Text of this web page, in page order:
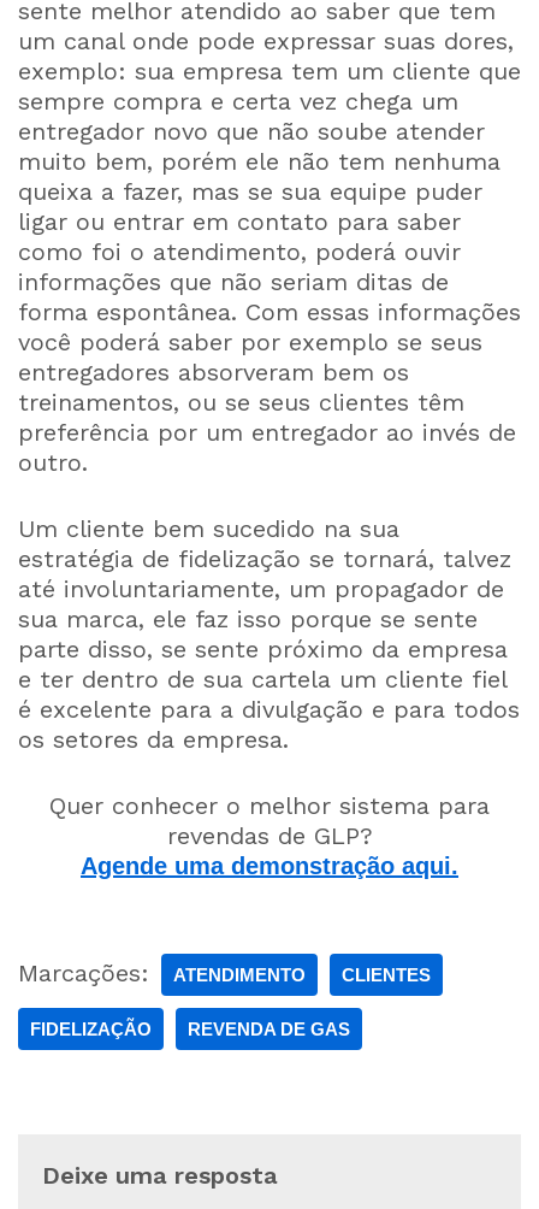
sente melhor atendido ao saber que tem
um canal onde pode expressar suas dores,
exemplo: sua empresa tem um cliente que
sempre compra e certa vez chega um
entregador novo que não soube atender
muito bem, porém ele não tem nenhuma
queixa a fazer, mas se sua equipe puder
ligar ou entrar em contato para saber
como foi o atendimento, poderá ouvir
informações que não seriam ditas de
forma espontânea. Com essas informações
você poderá saber por exemplo se seus
entregadores absorveram bem os
treinamentos, ou se seus clientes têm
preferência por um entregador ao invés de
outro.
Um cliente bem sucedido na sua
estratégia de fidelização se tornará, talvez
até involuntariamente, um propagador de
sua marca, ele faz isso porque se sente
parte disso, se sente próximo da empresa
e ter dentro de sua cartela um cliente fiel
é excelente para a divulgação e para todos
os setores da empresa.
Quer conhecer o melhor sistema para
revendas de GLP?
Agende uma demonstração aqui.
Marcações: ATENDIMENTO CLIENTES
FIDELIZAÇÃO REVENDA DE GAS
Deixe uma resposta